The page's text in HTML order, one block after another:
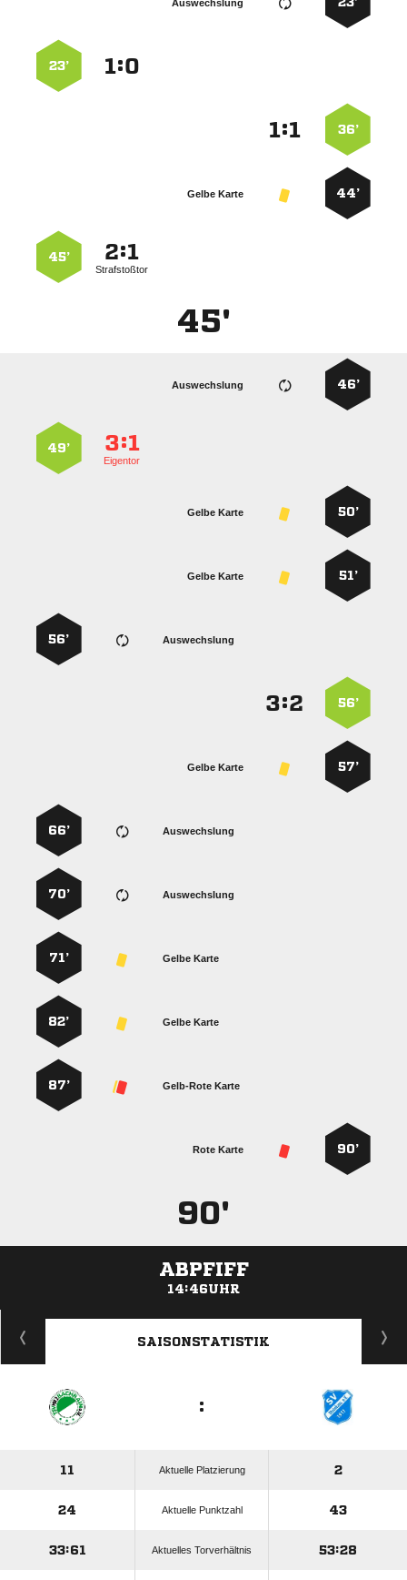
Auswechslung
:
23’
36’
:
44’
Gelbe Karte
:
Strafstoßtor
45’
45'
46’
Auswechslung
:
Eigentor
49’
50’
Gelbe Karte
51’
Gelbe Karte
Auswechslung
56’
56’
:
57’
Gelbe Karte
Auswechslung
66’
Auswechslung
70’
Gelbe Karte
71’
Gelbe Karte
82’
Gelb-Rote Karte
87’
90’
Rote Karte
90'
ABPFIFF
14:46UHR
ANZEIGE
SAISONSTATISTIK
:
11 Aktuelle Platzierung 2
24 Aktuelle Punktzahl 43
33:61 Aktuelles Torverhältnis 53:28